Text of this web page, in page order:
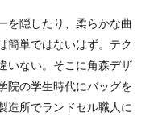
を隠したり、柔らかな曲
簡単ではないはず。テク
いない。そこに角森デザ
院の学生時代にバッグを
造所でランドセル職人に